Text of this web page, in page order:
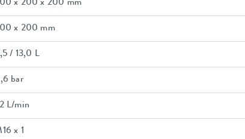
x 200 x 200 mm
x 200 mm
/ 13,0 L
bar
L/min
x 1